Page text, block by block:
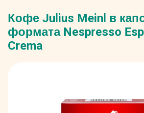
Кофе Julius Meinl в
формата Nespresso
Crema